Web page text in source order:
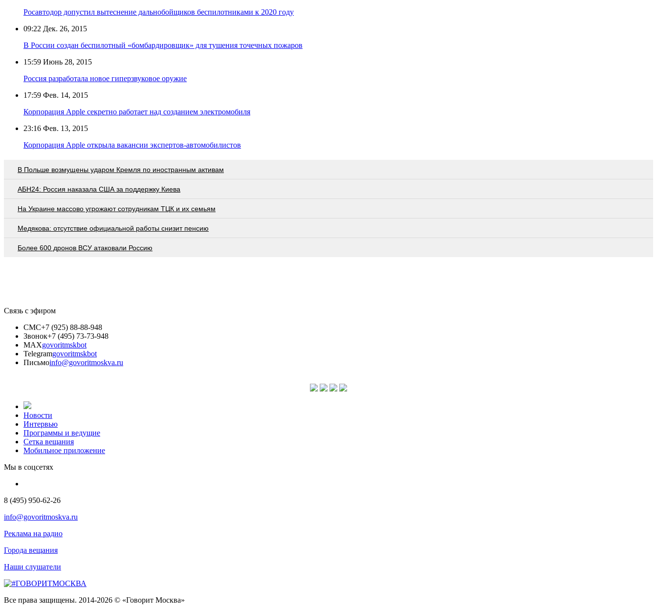
Росавтодор допустил вытеснение дальнобойщиков беспилотниками к 2020 году
09:22 Дек. 26, 2015
В России создан беспилотный «бомбардировщик» для тушения точечных пожаров
15:59 Июнь 28, 2015
Россия разработала новое гиперзвуковое оружие
17:59 Фев. 14, 2015
Корпорация Apple секретно работает над созданием электромобиля
23:16 Фев. 13, 2015
Корпорация Apple открыла вакансии экспертов-автомобилистов
В Польше возмущены ударом Кремля по иностранным активам
АБН24: Россия наказала США за поддержку Киева
На Украине массово угрожают сотрудникам ТЦК и их семьям
Медякова: отсутствие официальной работы снизит пенсию
Более 600 дронов ВСУ атаковали Россию
Связь с эфиром
СМС+7 (925) 88-88-948
Звонок+7 (495) 73-73-948
MAXgovoritmskbot
Telegramgovoritmskbot
Письмоinfo@govoritmoskva.ru
Новости
Интервью
Программы и ведущие
Сетка вещания
Мобильное приложение
Мы в соцсетях
8 (495) 950-62-26
info@govoritmoskva.ru
Реклама на радио
Города вещания
Наши слушатели
Все права защищены. 2014-2026 © «Говорит Москва»